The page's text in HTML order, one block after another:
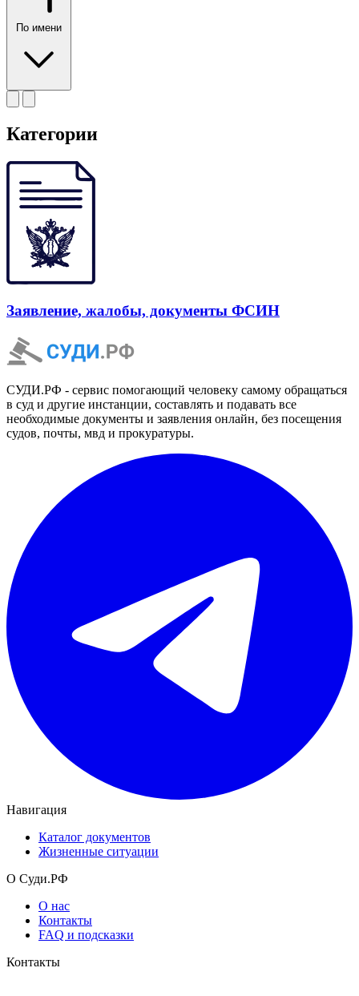
По имени
Категории
Заявление, жалобы, документы ФСИН
СУДИ.РФ - сервис помогающий человеку самому обращаться
в суд и другие инстанции, составлять и подавать все
необходимые документы и заявления онлайн, без посещения
судов, почты, мвд и прокуратуры.
Навигация
Каталог документов
Жизненные ситуации
О Суди.РФ
О нас
Контакты
FAQ и подсказки
Контакты